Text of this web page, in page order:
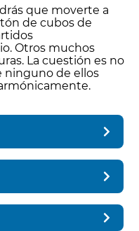
que moverte a
de cubos de
Otros muchos
La cuestión es no
ninguno de ellos